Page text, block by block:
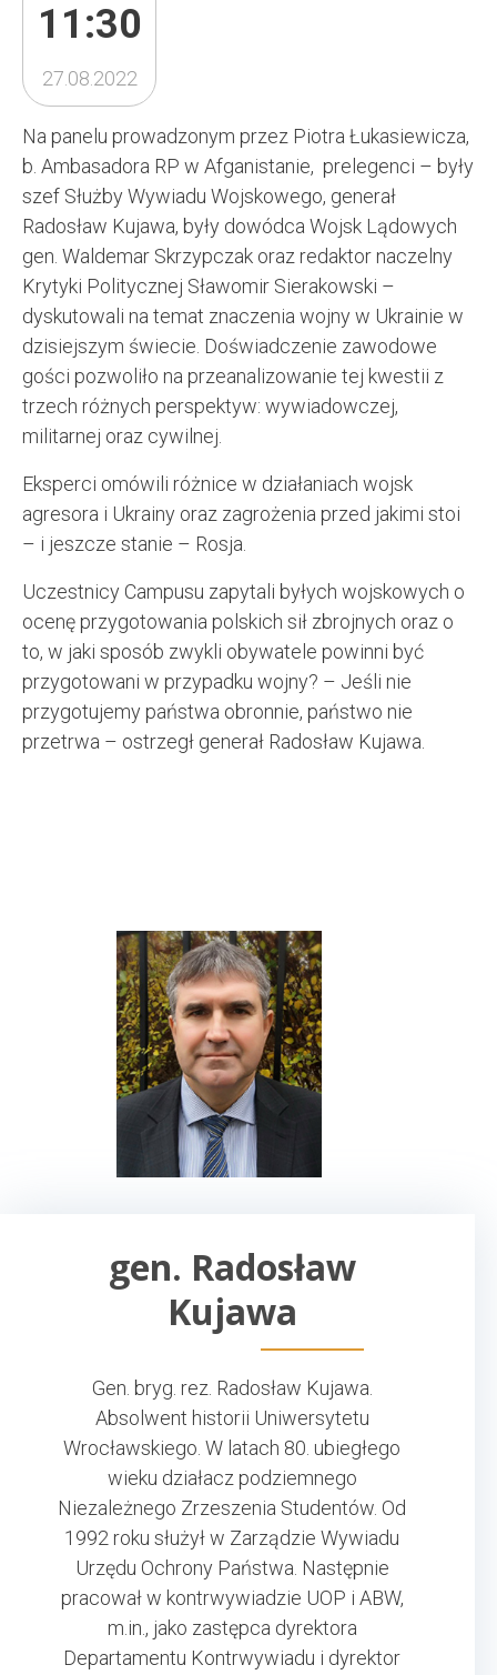
11:30
27.08.2022
Na panelu prowadzonym przez Piotra Łukasiewicza,
b. Ambasadora RP w Afganistanie, prelegenci – były
szef Służby Wywiadu Wojskowego, generał
Radosław Kujawa, były dowódca Wojsk Lądowych
gen. Waldemar Skrzypczak oraz redaktor naczelny
Krytyki Politycznej Sławomir Sierakowski –
dyskutowali na temat znaczenia wojny w Ukrainie w
dzisiejszym świecie. Doświadczenie zawodowe
gości pozwoliło na przeanalizowanie tej kwestii z
trzech różnych perspektyw: wywiadowczej,
militarnej oraz cywilnej.
Eksperci omówili różnice w działaniach wojsk
agresora i Ukrainy oraz zagrożenia przed jakimi stoi
– i jeszcze stanie – Rosja.
Uczestnicy Campusu zapytali byłych wojskowych o
ocenę przygotowania polskich sił zbrojnych oraz o
to, w jaki sposób zwykli obywatele powinni być
przygotowani w przypadku wojny? – Jeśli nie
przygotujemy państwa obronnie, państwo nie
przetrwa – ostrzegł generał Radosław Kujawa.
gen. Radosław
Kujawa
Gen. bryg. rez. Radosław Kujawa.
Absolwent historii Uniwersytetu
Wrocławskiego. W latach 80. ubiegłego
wieku działacz podziemnego
Niezależnego Zrzeszenia Studentów. Od
1992 roku służył w Zarządzie Wywiadu
Urzędu Ochrony Państwa. Następnie
pracował w kontrwywiadzie UOP i ABW,
m.in., jako zastępca dyrektora
Departamentu Kontrwywiadu i dyrektor